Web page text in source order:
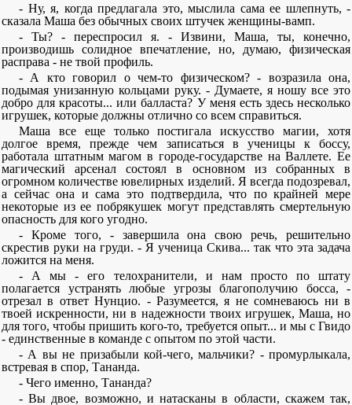
- Ну, я, когда предлагала это, мыслила сама ее шлепнуть, -
сказала Маша без обычных своих штучек женщины-вамп.
- Ты? - переспросил я. - Извини, Маша, ты, конечно,
производишь солидное впечатление, но, думаю, физическая
расправа - не твой профиль.
- А кто говорил о чем-то физическом? - возразила она,
подымая унизанную кольцами руку. - Думаете, я ношу все это
добро для красоты... или балласта? У меня есть здесь несколько
игрушек, которые должны отлично со всем справиться.
Маша все еще только постигала искусство магии, хотя
долгое время, прежде чем записаться в ученицы к боссу,
работала штатным магом в городе-государстве на Валлете. Ее
магический арсенал состоял в основном из собранных в
огромном количестве ювелирных изделий. Я всегда подозревал,
а сейчас она и сама это подтвердила, что по крайней мере
некоторые из ее побрякушек могут представлять смертельную
опасность для кого угодно.
- Кроме того, - завершила она свою речь, решительно
скрестив руки на груди. - Я ученица Скива... так что эта задача
ложится на меня.
- А мы - его телохранители, и нам просто по штату
полагается устранять любые угрозы благополучию босса, -
отрезал в ответ Нунцио. - Разумеется, я не сомневаюсь ни в
твоей искренности, ни в надежности твоих игрушек, Маша, но
для того, чтобы пришить кого-то, требуется опыт... и мы с Гвидо
- единственные в команде с опытом по этой части.
- А вы не призабыли кой-чего, мальчики? - промурлыкала,
встревая в спор, Тананда.
- Чего именно, Тананда?
- Вы двое, возможно, и натасканы в области, скажем так,